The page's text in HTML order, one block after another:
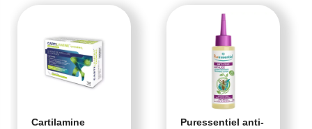
Cartilamine
Puressentiel anti-